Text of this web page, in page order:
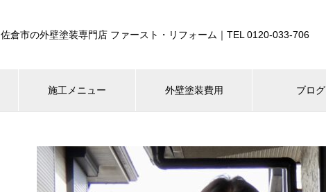
佐倉市の外壁塗装専門店 ファースト・リフォーム｜TEL 0120-033-706
施工メニュー 外壁塗装費用 ブログ